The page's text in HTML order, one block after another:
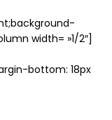
width= »1/2″]
bottom: 18px